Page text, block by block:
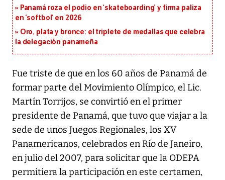
Panamá roza el podio en ‘skateboarding’ y firma paliza
en ‘softbol’ en 2026
Oro, plata y bronce: el triplete de medallas que celebra
la delegación panameña
Fue triste de que en los 60 años de Panamá de
formar parte del Movimiento Olímpico, el Lic.
Martín Torrijos, se convirtió en el primer
presidente de Panamá, que tuvo que viajar a la
sede de unos Juegos Regionales, los XV
Panamericanos, celebrados en Río de Janeiro,
en julio del 2007, para solicitar que la ODEPA
permitiera la participación en este certamen,